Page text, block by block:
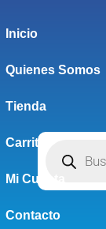
Inicio
Quienes Somos
Tienda
Carrito
Mi Cuenta
Contacto